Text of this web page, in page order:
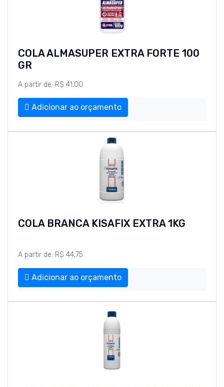
COLA ALMASUPER EXTRA FORTE 100
GR
A partir de: R$ 41,00
Adicionar ao orçamento
COLA BRANCA KISAFIX EXTRA 1KG
A partir de: R$ 44,75
Adicionar ao orçamento